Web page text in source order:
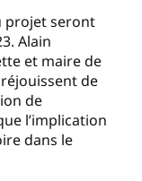
projet seront
Alain
et maire de
de
de
l’implication
dans le